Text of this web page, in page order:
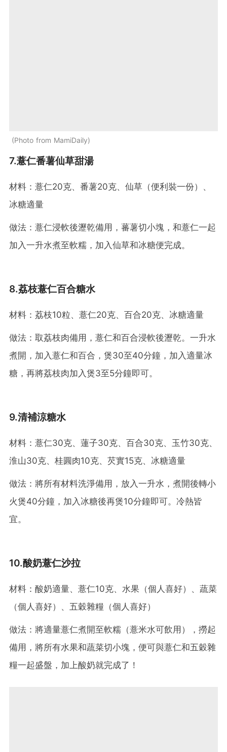
Photo from MamiDaily
7.薏仁番薯仙草甜湯
材料：薏仁20克、番薯20克、仙草（便利裝一份）、
冰糖適量
做法：薏仁浸軟後瀝乾備用，蕃薯切小塊，和薏仁一起
加入一升水煮至軟糯，加入仙草和冰糖便完成。
8.荔枝薏仁百合糖水
材料：荔枝10粒、薏仁20克、百合20克、冰糖適量
做法：取荔枝肉備用，薏仁和百合浸軟後瀝乾。一升水
煮開，加入薏仁和百合，煲30至40分鐘，加入適量冰
糖，再將荔枝肉加入煲3至5分鐘即可。
9.清補涼糖水
材料：薏仁30克、蓮子30克、百合30克、玉竹30克、
淮山30克、桂圓肉10克、芡實15克、冰糖適量
做法：將所有材料洗淨備用，放入一升水，煮開後轉小
火煲40分鐘，加入冰糖後再煲10分鐘即可。冷熱皆
宜。
10.酸奶薏仁沙拉
材料：酸奶適量、薏仁10克、水果（個人喜好）、蔬菜
（個人喜好）、五穀雜糧（個人喜好）
做法：將適量薏仁煮開至軟糯（薏米水可飲用），撈起
備用，將所有水果和蔬菜切小塊，便可與薏仁和五穀雜
糧一起盛盤，加上酸奶就完成了！